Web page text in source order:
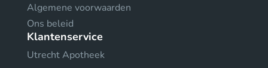
Algemene voorwaarden
Ons beleid
Klantenservice
Utrecht Apotheek